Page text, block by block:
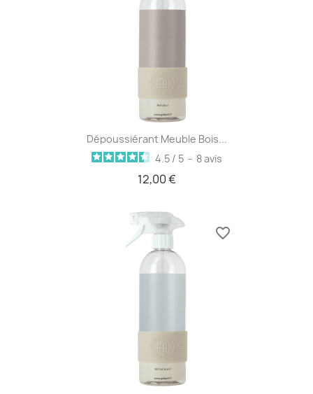
Dépoussiérant Meuble Bois...
4.5 / 5 - 8avis
12,00 €
favorite_border